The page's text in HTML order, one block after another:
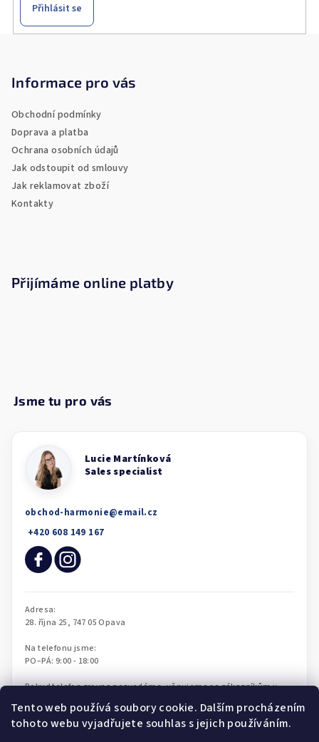
Tento web používá soubory cookie. Dalším procházením
tohoto webu vyjadřujete souhlas s jejich používáním.
Přihlásit se
Informace pro vás
Obchodní podmínky
Doprava a platba
Ochrana osobních údajů
Jak odstoupit od smlouvy
Jak reklamovat zboží
Kontakty
Přijímáme online platby
obchod-harmonie@email.cz